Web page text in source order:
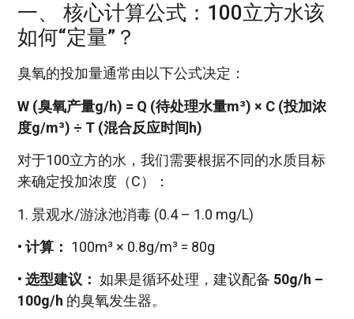
一、 核心计算公式：100立方水该
如何“定量”？
臭氧的投加量通常由以下公式决定：
W (臭氧产量g/h) = Q (待处理水量m³) × C (投加浓
度g/m³) ÷ T (混合反应时间h)
对于100立方的水，我们需要根据不同的水质目标
来确定投加浓度（C）：
1. 景观水/游泳池消毒 (0.4 – 1.0 mg/L)
• 计算： 100m³ × 0.8g/m³ = 80g
• 选型建议： 如果是循环处理，建议配备 50g/h –
100g/h 的臭氧发生器。